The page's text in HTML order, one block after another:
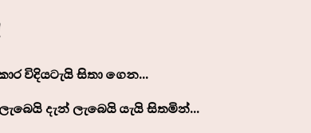
විදියටැයි සිතා ගෙන...
දැන් ලැබෙයි යැයි සිතමින්...